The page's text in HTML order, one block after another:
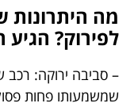
מה היתרונות
לפירוק? הגיע
– סביבה ירוקה: רכב
שמשמעותו פחות